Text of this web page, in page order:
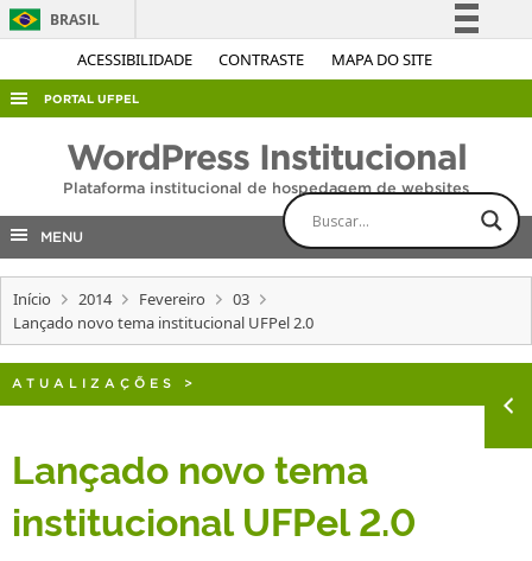
ACESSIBILIDADE CONTRASTE MAPA DO SITE
BRASIL
Simplifique!
Acesso à informação
Legislação
PORTAL UFPEL
AUDITORIA
COBALTO
CONCURSOS
EDITAIS
OUVIDORIA
TELEFONES
WordPress Institucional
Plataforma institucional de hospedagem de websites
MENU
Início 2014 Fevereiro
03
Lançado novo tema institucional UFPel 2.0
ATUALIZAÇÕES >
Lançado novo tema
institucional UFPel 2.0